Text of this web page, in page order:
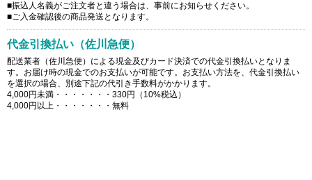
■振込人名義がご注文者と違う場合は、事前にお知らせください。
■ご入金確認後の商品発送となります。
代金引換払い（佐川急便）
配送業者（佐川急便）による現金及びカード決済での代金引換払いとなりま
す。お届け時の現金でのお支払いが可能です。お支払い方法を、代金引換払い
を選択の場合、別途下記の代引き手数料がかかります。
4,000円未満・・・・・・・330円（10%税込）
4,000円以上・・・・・・・無料